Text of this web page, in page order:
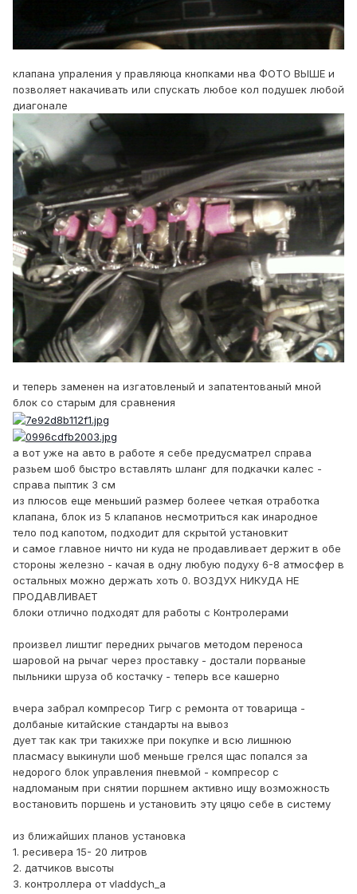
клапана упраления у правляюца кнопками нва ФОТО ВЫШЕ и
позволяет накачивать или спускать любое кол подушек любой
диагонале
и теперь заменен на изгатовленый и запатентованый мной
блок со старым для сравнения
а вот уже на авто в работе я себе предусматрел справа
разьем шоб быстро вставлять шланг для подкачки калес -
справа пыптик 3 см
из плюсов еще меньший размер болеее четкая отработка
клапана, блок из 5 клапанов несмотриться как инародное
тело под капотом, подходит для скрытой установкит
и самое главное ничто ни куда не продавливает держит в обе
стороны железно - качая в одну любую подуху 6-8 атмосфер в
остальных можно держать хоть 0. ВОЗДУХ НИКУДА НЕ
ПРОДАВЛИВАЕТ
блоки отлично подходят для работы с Контролерами
произвел лиштиг передних рычагов методом переноса
шаровой на рычаг через проставку - достали порваные
пыльники шруза об костачку - теперь все кашерно
вчера забрал компресор Тигр с ремонта от товарища -
долбаные китайские стандарты на вывоз
дует так как три такихже при покупке и всю лишнюю
пласмасу выкинули шоб меньше грелся щас попался за
недорого блок управления пневмой - компресор с
надломаным при снятии поршнем активно ищу возможность
востановить поршень и установить эту цяцю себе в систему
из ближайших планов установка
1. ресивера 15- 20 литров
2. датчиков высоты
3. контроллера от vladdych_а